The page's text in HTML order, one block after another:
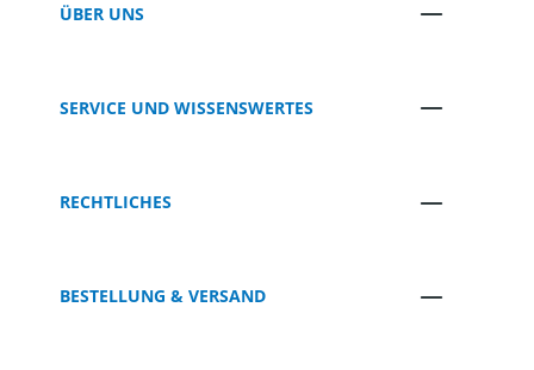
ÜBER UNS
SERVICE UND WISSENSWERTES
RECHTLICHES
BESTELLUNG & VERSAND